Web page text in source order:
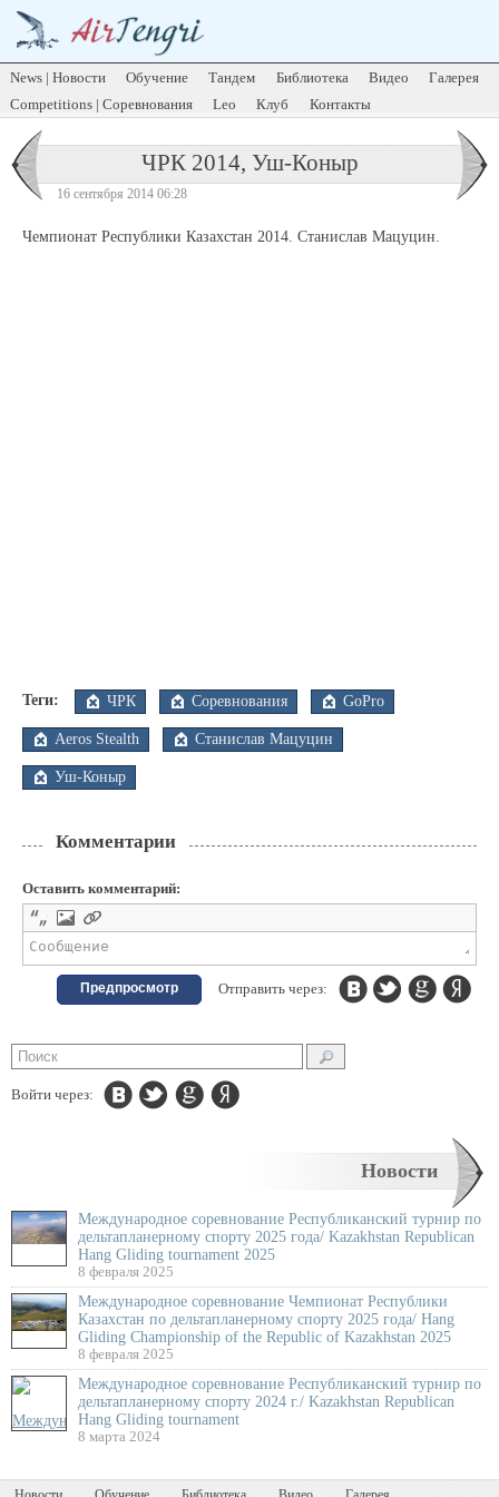
News | Новости Обучение Тандем Библиотека Видео
Галерея
Competitions | Соревнования
Leo Клуб Контакты
Войти через:
Новости
Международное соревнование Республиканский турнир по
дельтапланерному спорту 2025 года/ Kazakhstan Republican
Hang Gliding tournament 2025
8 февраля 2025
Международное соревнование Чемпионат Республики
Казахстан по дельтапланерному спорту 2025 года/ Hang
Gliding Championship of the Republic of Kazakhstan 2025
8 февраля 2025
Международное соревнование Республиканский турнир по
дельтапланерному спорту 2024 г./ Kazakhstan Republican
Hang Gliding tournament
8 марта 2024
ЧРК 2014, Уш-Коныр
16 сентября 2014 06:28
Чемпионат Республики Казахстан 2014. Станислав Мацуцин.
Теги: ЧРК Соревнования GoPro
Aeros Stealth Станислав Мацуцин
Уш-Коныр
Комментарии
Оставить комментарий:
Отправить через:
Предпросмотр